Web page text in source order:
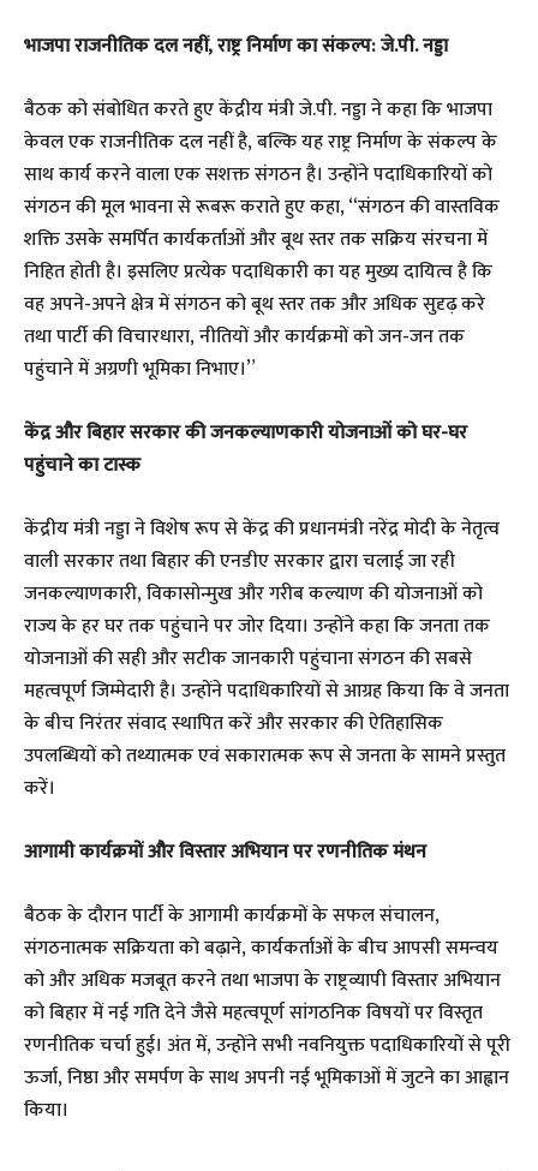
भाजपा राजनीतिक दल नहीं, राष्ट्र निर्माण का संकल्प: जे.पी. नड्डा
​बैठक को संबोधित करते हुए केंद्रीय मंत्री जे.पी. नड्डा ने कहा कि भाजपा
केवल एक राजनीतिक दल नहीं है, बल्कि यह राष्ट्र निर्माण के संकल्प के
साथ कार्य करने वाला एक सशक्त संगठन है। उन्होंने पदाधिकारियों को
संगठन की मूल भावना से रूबरू कराते हुए कहा, “संगठन की वास्तविक
शक्ति उसके समर्पित कार्यकर्ताओं और बूथ स्तर तक सक्रिय संरचना में
निहित होती है। इसलिए प्रत्येक पदाधिकारी का यह मुख्य दायित्व है कि
वह अपने-अपने क्षेत्र में संगठन को बूथ स्तर तक और अधिक सुदृढ़ करे
तथा पार्टी की विचारधारा, नीतियों और कार्यक्रमों को जन-जन तक
पहुंचाने में अग्रणी भूमिका निभाए।”
केंद्र और बिहार सरकार की जनकल्याणकारी योजनाओं को घर-घर
पहुंचाने का टास्क
​केंद्रीय मंत्री नड्डा ने विशेष रूप से केंद्र की प्रधानमंत्री नरेंद्र मोदी के नेतृत्व
वाली सरकार तथा बिहार की एनडीए सरकार द्वारा चलाई जा रही
जनकल्याणकारी, विकासोन्मुख और गरीब कल्याण की योजनाओं को
राज्य के हर घर तक पहुंचाने पर जोर दिया। उन्होंने कहा कि जनता तक
योजनाओं की सही और सटीक जानकारी पहुंचाना संगठन की सबसे
महत्वपूर्ण जिम्मेदारी है। उन्होंने पदाधिकारियों से आग्रह किया कि वे जनता
के बीच निरंतर संवाद स्थापित करें और सरकार की ऐतिहासिक
उपलब्धियों को तथ्यात्मक एवं सकारात्मक रूप से जनता के सामने प्रस्तुत
करें।
आगामी कार्यक्रमों और विस्तार अभियान पर रणनीतिक मंथन
​बैठक के दौरान पार्टी के आगामी कार्यक्रमों के सफल संचालन,
संगठनात्मक सक्रियता को बढ़ाने, कार्यकर्ताओं के बीच आपसी समन्वय
को और अधिक मजबूत करने तथा भाजपा के राष्ट्रव्यापी विस्तार अभियान
को बिहार में नई गति देने जैसे महत्वपूर्ण सांगठनिक विषयों पर विस्तृत
रणनीतिक चर्चा हुई। अंत में, उन्होंने सभी नवनियुक्त पदाधिकारियों से पूरी
ऊर्जा, निष्ठा और समर्पण के साथ अपनी नई भूमिकाओं में जुटने का आह्वान
किया।